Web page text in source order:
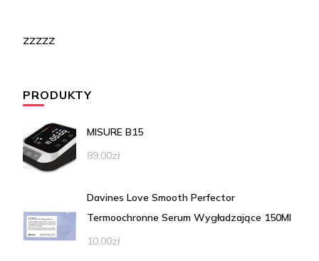
zzzzz
PRODUKTY
MISURE B15
89,00zł
Davines Love Smooth Perfector
Termoochronne Serum Wygładzające 150Ml
10,00zł